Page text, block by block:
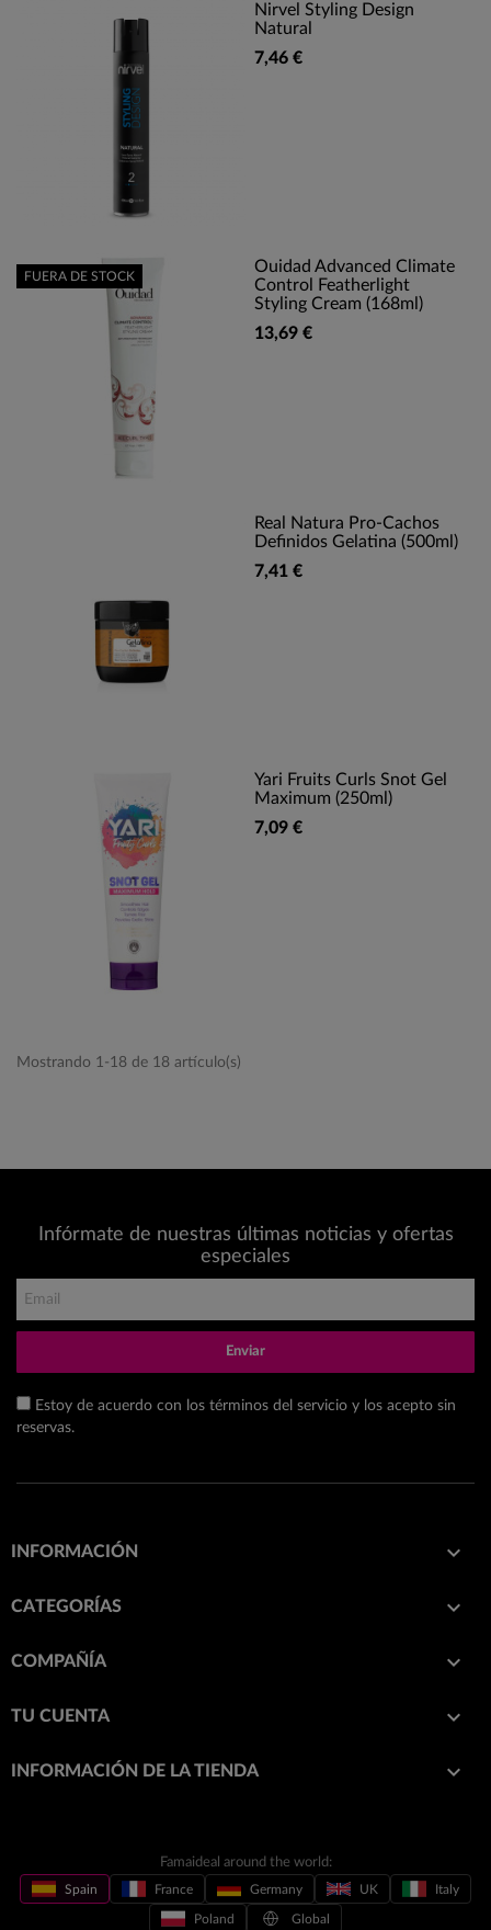
Nirvel Styling Design
Natural
7,46 €
Ouidad Advanced Climate
Control Featherlight
Styling Cream (168ml)
13,69 €
FUERA DE STOCK
Real Natura Pro-Cachos
Definidos Gelatina (500ml)
7,41 €
Yari Fruits Curls Snot Gel
Maximum (250ml)
7,09 €
Mostrando 1-18 de 18 artículo(s)
Infórmate de nuestras últimas noticias y ofertas
especiales
Enviar
Estoy de acuerdo con los términos del servicio y los acepto sin
reservas.
INFORMACIÓN 
CATEGORÍAS 
COMPAÑÍA 
TU CUENTA 
INFORMACIÓN DE LA TIENDA keyboard_arrow_down
Famaideal around the world:
Spain France Germany UK Italy
Poland Global